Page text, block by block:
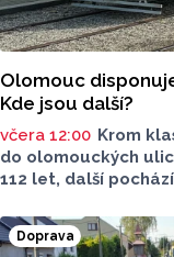
Olomouc
Kde jsou další?
včera 12:00 Krom
do olomouckých
112 let, další
jezdily v krajském
v brněnském
Doprava